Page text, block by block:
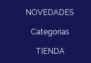
NOVEDADES
Categorías
TIENDA